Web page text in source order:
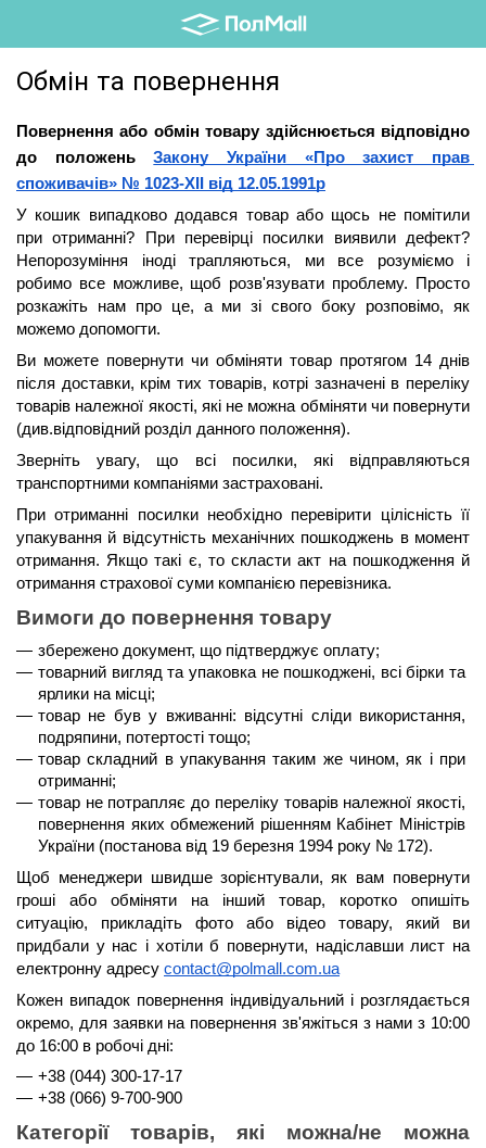
Обмін та повернення
Повернення або обмін товару здійснюється відповідно
до положень Закону України «Про захист прав
споживачів» № 1023-XII від 12.05.1991р
У кошик випадково додався товар або щось не помітили
при отриманні? При перевірці посилки виявили дефект?
Непорозуміння іноді трапляються, ми все розуміємо і
робимо все можливе, щоб розв'язувати проблему. Просто
розкажіть нам про це, а ми зі свого боку розповімо, як
можемо допомогти.
Ви можете повернути чи обміняти товар протягом 14 днів
після доставки, крім тих товарів, котрі зазначені в переліку
товарів належної якості, які не можна обміняти чи повернути
(див.відповідний розділ данного положення).
Зверніть увагу, що всі посилки, які відправляються
транспортними компаніями застраховані.
При отриманні посилки необхідно перевірити цілісність її
упакування й відсутність механічних пошкоджень в момент
отримання. Якщо такі є, то скласти акт на пошкодження й
отримання страхової суми компанією перевізника.
Вимоги до повернення товару
збережено документ, що підтверджує оплату;
товарний вигляд та упаковка не пошкоджені, всі бірки та
ярлики на місці;
товар не був у вживанні: відсутні сліди використання,
подряпини, потертості тощо;
товар складний в упакування таким же чином, як і при
отриманні;
товар не потрапляє до переліку товарів належної якості,
повернення яких обмежений рішенням Кабінет Міністрів
України (постанова від 19 березня 1994 року № 172).
Щоб менеджери швидше зорієнтували, як вам повернути
гроші або обміняти на інший товар, коротко опишіть
ситуацію, прикладіть фото або відео товару, який ви
придбали у нас і хотіли б повернути, надіславши лист на
електронну адресу contact@polmall.com.ua
Кожен випадок повернення індивідуальний і розглядається
окремо, для заявки на повернення зв'яжіться з нами з 10:00
до 16:00 в робочі дні:
+38 (044) 300-17-17
+38 (066) 9-700-900
Категорії товарів, які можна/не можна